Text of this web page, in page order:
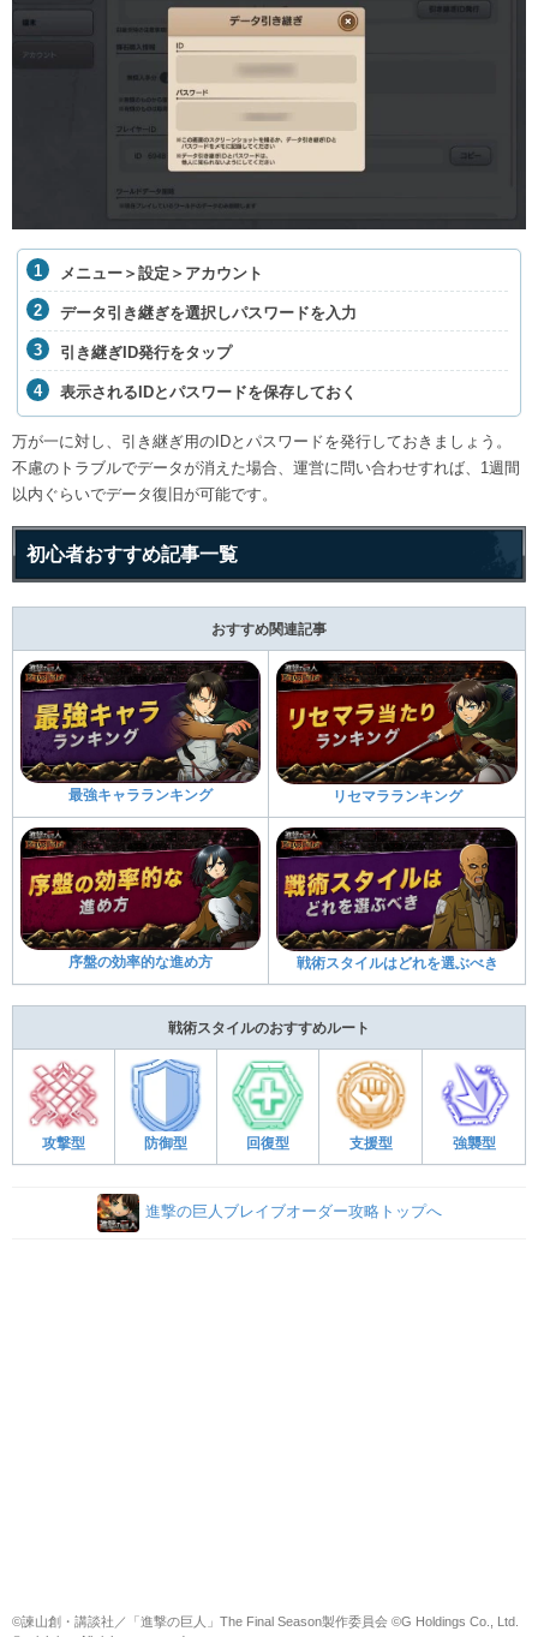
メニュー＞設定＞アカウント
データ引き継ぎを選択しパスワードを入力
引き継ぎID発行をタップ
表示されるIDとパスワードを保存しておく
万が一に対し、引き継ぎ用のIDとパスワードを発行しておきましょう。
不慮のトラブルでデータが消えた場合、運営に問い合わせすれば、1週間
以内ぐらいでデータ復旧が可能です。
初心者おすすめ記事一覧
おすすめ関連記事
最強キャラランキング リセマラランキング
序盤の効率的な進め方 戦術スタイルはどれを選ぶべき
戦術スタイルのおすすめルート
攻撃型 防御型 回復型 支援型 強襲型
進撃の巨人ブレイブオーダー攻略トップへ
©諫山創・講談社／「進撃の巨人」The Final Season製作委員会 ©G Holdings Co., Ltd.